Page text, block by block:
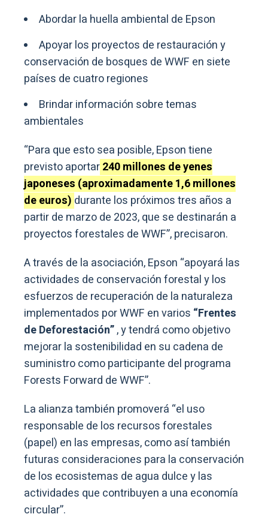
Abordar la huella ambiental de Epson
Apoyar los proyectos de restauración y
conservación de bosques de WWF en siete
países de cuatro regiones
Brindar información sobre temas
ambientales
“Para que esto sea posible, Epson tiene
previsto aportar240 millones de yenes
japoneses (aproximadamente 1,6 millones
de euros) durante los próximos tres años a
partir de marzo de 2023, que se destinarán a
proyectos forestales de WWF”, precisaron.
A través de la asociación, Epson “apoyará las
actividades de conservación forestal y los
esfuerzos de recuperación de la naturaleza
implementados por WWF en varios “Frentes
de Deforestación”, y tendrá como objetivo
mejorar la sostenibilidad en su cadena de
suministro como participante del programa
Forests Forward de WWF”.
La alianza también promoverá “el uso
responsable de los recursos forestales
(papel) en las empresas, como así también
futuras consideraciones para la conservación
de los ecosistemas de agua dulce y las
actividades que contribuyen a una economía
circular”.